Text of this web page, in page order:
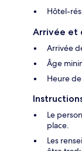
Hôtel-
Arrivée et
Arrivée
Âge
Heure
Le
place.
Les